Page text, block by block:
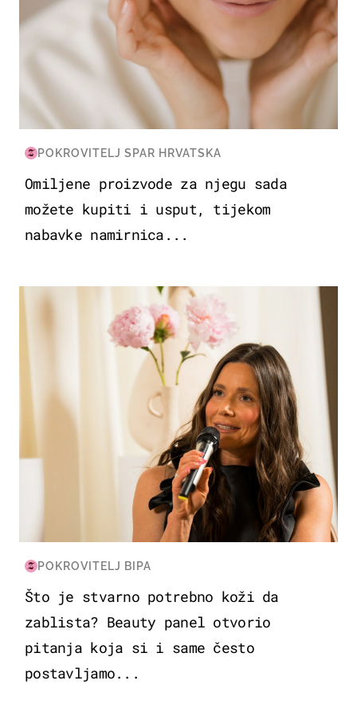
POKROVITELJ SPAR HRVATSKA
Omiljene proizvode za njegu sada
možete kupiti i usput, tijekom
nabavke namirnica...
MODA & LJEPOTA
POKROVITELJ BIPA
Što je stvarno potrebno koži da
zablista? Beauty panel otvorio
pitanja koja si i same često
postavljamo...